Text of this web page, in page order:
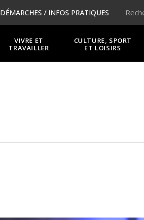
DÉMARCHES / INFOS PRATIQUES
VIVRE ET
TRAVAILLER
CULTURE, SPORT
ET LOISIRS